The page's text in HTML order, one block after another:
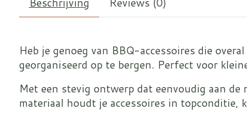
Heb je genoeg van BBQ-accessoires die
georganiseerd op te bergen. Perfect voor
Met een stevig ontwerp dat eenvoudig aan
materiaal houdt je accessoires in topconditie,